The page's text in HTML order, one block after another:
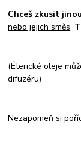
Chceš zkusit
nebo jejich směs.
(Éterické oleje
difuzéru)
Nezapomeň si